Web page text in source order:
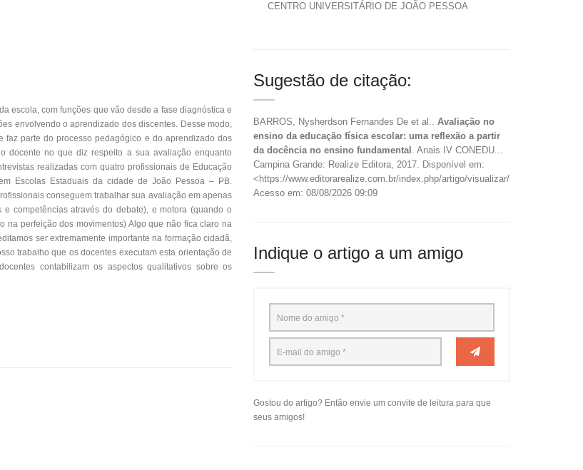
escola, com funções que vão desde a fase diagnóstica e
envolvendo o aprendizado dos discentes. Desse modo,
parte do processo pedagógico e do aprendizado dos
docente no que diz respeito a sua avaliação enquanto
realizadas com quatro profissionais de Educação
Escolas Estaduais da cidade de João Pessoa – PB.
conseguem trabalhar sua avaliação em apenas
competências através do debate), e motora (quando o
na perfeição dos movimentos) Algo que não fica claro na
ser extremamente importante na formação cidadã,
trabalho que os docentes executam esta orientação de
contabilizam os aspectos qualitativos sobre os
CENTRO UNIVERSITÁRIO DE JOÃO PESSOA
Sugestão de citação:
BARROS, Nysherdson Fernandes De et al.. Avaliação no
ensino da educação física escolar: uma reflexão a partir
da docência no ensino fundamental . Anais IV CONEDU...
Campina Grande: Realize Editora, 2017. Disponível em:
<https://www.editorarealize.com.br/index.php/artigo/visualizar/36071>.
Acesso em: 08/08/2026 09:09
Indique o artigo a um amigo
Gostou do artigo? Então envie um convite de leitura para que
seus amigos!